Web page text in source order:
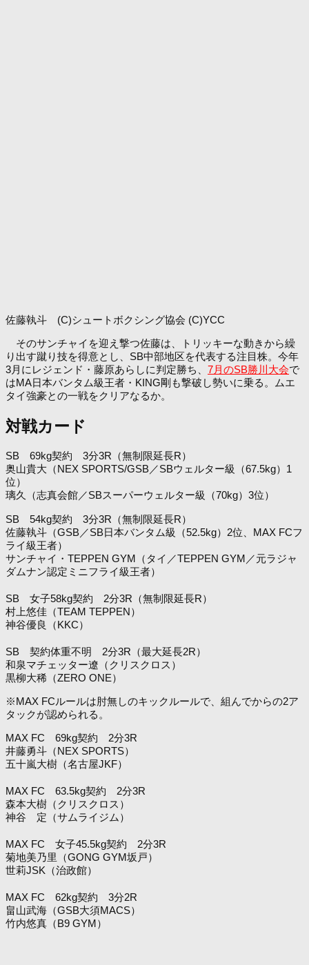
佐藤執斗 (C)シュートボクシング協会 (C)YCC
そのサンチャイを迎え撃つ佐藤は、トリッキーな動きから繰
り出す蹴り技を得意とし、SB中部地区を代表する注目株。今年
3月にレジェンド・藤原あらしに判定勝ち、 7月のSB勝川大会で
はMA日本バンタム級王者・KING剛も撃破し勢いに乗る。ムエ
タイ強豪との一戦をクリアなるか。
対戦カード
SB 69kg契約 3分3R（無制限延長R）
奥山貴大（NEX SPORTS/GSB／SBウェルター級（67.5kg）1
位）
璃久（志真会館／SBスーパーウェルター級（70kg）3位）
SB 54kg契約 3分3R（無制限延長R）
佐藤執斗（GSB／SB日本バンタム級（52.5kg）2位、MAX FCフ
ライ級王者）
サンチャイ・TEPPEN GYM（タイ／TEPPEN GYM／元ラジャ
ダムナン認定ミニフライ級王者）
SB 女子58kg契約 2分3R（無制限延長R）
村上悠佳（TEAM TEPPEN）
神谷優良（KKC）
SB 契約体重不明 2分3R（最大延長2R）
和泉マチェッター遼（クリスクロス）
黒柳大稀（ZERO ONE）
※MAX FCルールは肘無しのキックルールで、組んでからの2ア
タックが認められる。
MAX FC 69kg契約 2分3R
井藤勇斗（NEX SPORTS）
五十嵐大樹（名古屋JKF）
MAX FC 63.5kg契約 2分3R
森本大樹（クリスクロス）
神谷 定（サムライジム）
MAX FC 女子45.5kg契約 2分3R
菊地美乃里（GONG GYM坂戸）
世莉JSK（治政館）
MAX FC 62kg契約 3分2R
畠山武海（GSB大須MACS）
竹内悠真（B9 GYM）